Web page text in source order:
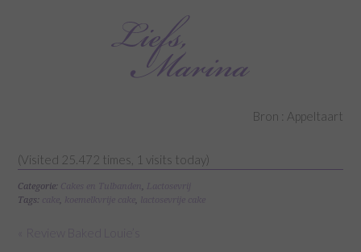
Bron : Appeltaart
(Visited 25.472 times, 1 visits today)
Categorie: Cakes en Tulbanden, Lactosevrij
Tags:
cake, koemelkvrije cake, lactosevrije cake